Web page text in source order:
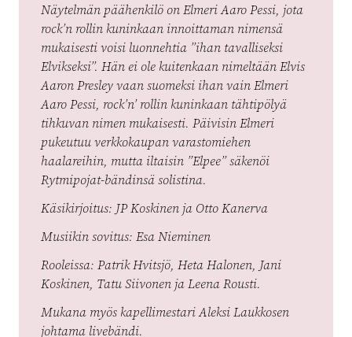
Näytelmän päähenkilö on Elmeri Aaro Pessi, jota
rock’n rollin kuninkaan innoittaman nimensä
mukaisesti voisi luonnehtia ”ihan tavalliseksi
Elvikseksi”. Hän ei ole kuitenkaan nimeltään Elvis
Aaron Presley vaan suomeksi ihan vain Elmeri
Aaro Pessi, rock’n’ rollin kuninkaan tähtipölyä
tihkuvan nimen mukaisesti. Päivisin Elmeri
pukeutuu verkkokaupan varastomiehen
haalareihin, mutta iltaisin ”Elpee” säkenöi
Rytmipojat-bändinsä solistina.
Käsikirjoitus: JP Koskinen ja Otto Kanerva
Musiikin sovitus: Esa Nieminen
Rooleissa: Patrik Hvitsjö, Heta Halonen, Jani
Koskinen, Tatu Siivonen ja Leena Rousti.
Mukana myös kapellimestari Aleksi Laukkosen
johtama livebändi.